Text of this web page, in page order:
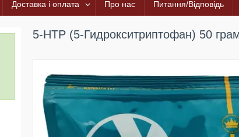
Доставка і оплата Про нас Питання/Відповідь
5-HTP (5-Гидрокситриптофан) 50